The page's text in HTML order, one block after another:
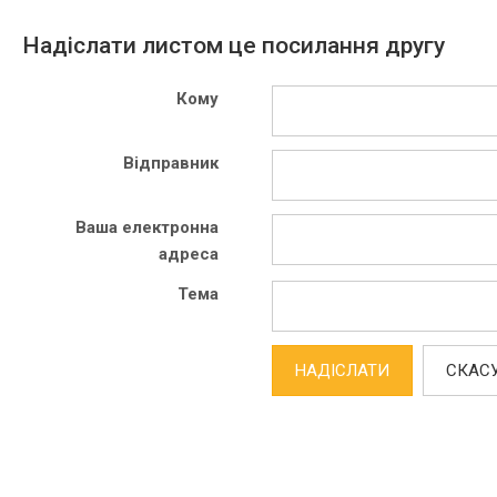
Надіслати листом це посилання другу
Кому
Відправник
Ваша електронна
адреса
Тема
НАДІСЛАТИ